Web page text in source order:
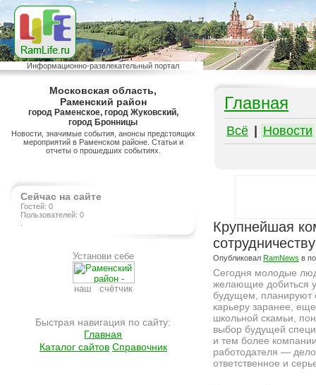
Информационно-развлекательный портал
Московская область,
Раменский район
город Раменское, город Жуковский,
город Бронницы
Новости, значимые события, анонсы предстоящих
мероприятий в Раменском районе. Статьи и
отчеты о прошедших событиях.
Сейчас на сайте
Гостей: 0
Пользователей: 0
Установи себе
наш счётчик
Быстрая навигация по сайту:
Главная
Каталог сайтов Справочник
Главная
Всё Новости
Крупнейшая
Опубликовал RamNews в
Сегодня молодые
желающие добиться
будущем, планируют
карьеру заранее,
школьной скамьи,
выбор будущей
и тем более
работодателя — дело
ответственное и